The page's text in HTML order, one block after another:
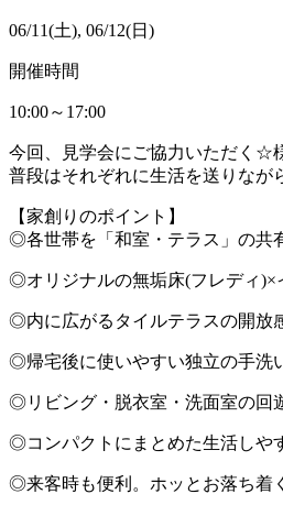
06/11(土), 06/12(日)
開催時間
10:00～17:00
今回、見学会にご協力いただく☆
普段はそれぞれに生活を送りなが
【家創りのポイント】
◎各世帯を「和室・テラス」の共
◎オリジナルの無垢床(フレディ)×
◎内に広がるタイルテラスの開放
◎帰宅後に使いやすい独立の手洗
◎リビング・脱衣室・洗面室の回
◎コンパクトにまとめた生活しや
◎来客時も便利。ホッとお落ち着